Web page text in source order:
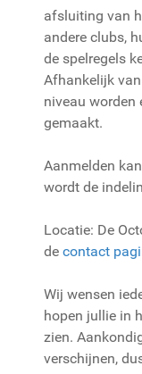
afsluiting van
andere clubs,
de spelregels
Afhankelijk
niveau worden
gemaakt.
Aanmelden
wordt de
Locatie: De
de contact
Wij wensen
hopen jullie in
zien.
verschijnen,